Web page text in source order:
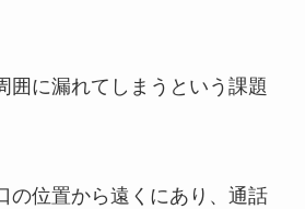
囲に漏れてしまうという課題
の位置から遠くにあり、通話